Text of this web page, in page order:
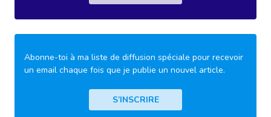
Abonne-toi à ma liste de diffusion spéciale pour recevoir
un email chaque fois que je publie un nouvel article.
S’INSCRIRE